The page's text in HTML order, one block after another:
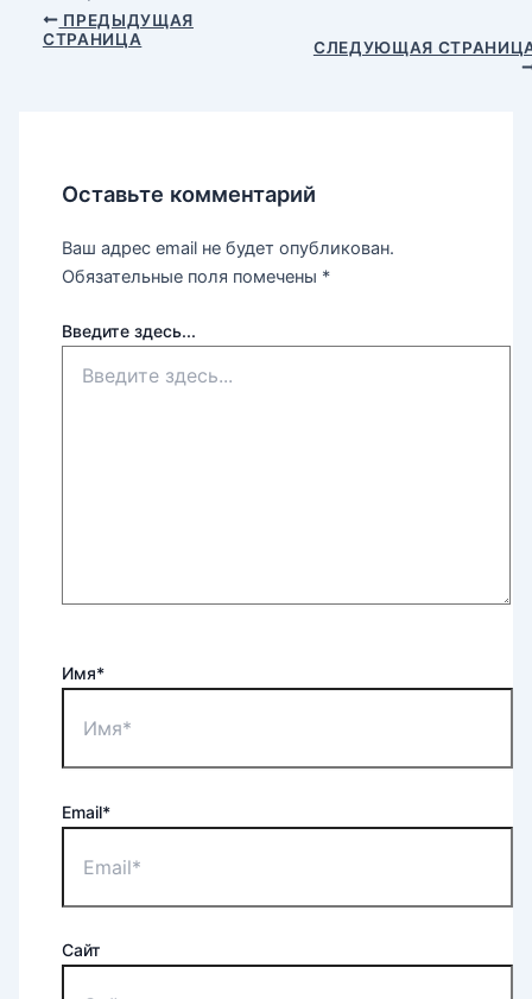
ПРЕДЫДУЩАЯ
СТРАНИЦА
СЛЕДУЮЩАЯ
Оставьте комментарий
Ваш адрес email не будет опубликован.
Обязательные поля помечены *
Введите здесь...
Имя*
Email*
Сайт